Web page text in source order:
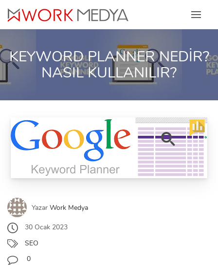
content
KEYWORD PLANNER NEDİR?
NASIL KULLANILIR?
Yazar Work Medya
30 Ocak 2023
SEO
0